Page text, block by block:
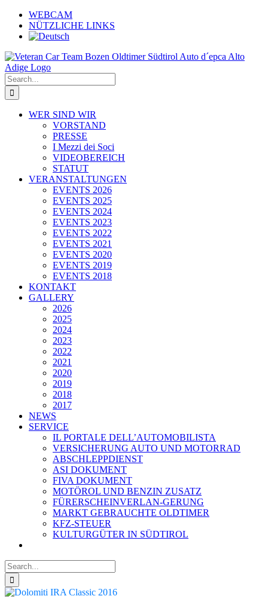
Skip
content
WEBCAM
NÜTZLICHE LINKS
Search
for:
WER SIND WIR
VORSTAND
PRESSE
I Mezzi dei Soci
VIDEOBEREICH
STATUT
VERANSTALTUNGEN
EVENTS 2026
EVENTS 2025
EVENTS 2024
EVENTS 2023
EVENTS 2022
EVENTS 2021
EVENTS 2020
EVENTS 2019
EVENTS 2018
KONTAKT
GALLERY
2026
2025
2024
2023
2022
2021
2020
2019
2018
2017
NEWS
SERVICE
IL PORTALE DELL’AUTOMOBILISTA
VERSICHERUNG AUTO UND MOTORRAD
ABSCHLEPPDIENST
ASI DOKUMENT
FIVA DOKUMENT
MOTÖROL UND BENZIN ZUSATZ
FÜRERSCHEINVERLAN-GERUNG
MARKT GEBRAUCHTE OLDTIMER
KFZ-STEUER
KULTURGÜTER IN SÜDTIROL
Search
for: